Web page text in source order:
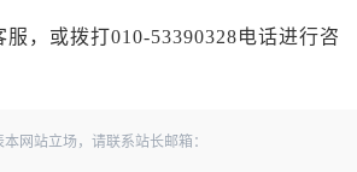
，或拨打010-53390328电话进行咨
网站立场，请联系站长邮箱：